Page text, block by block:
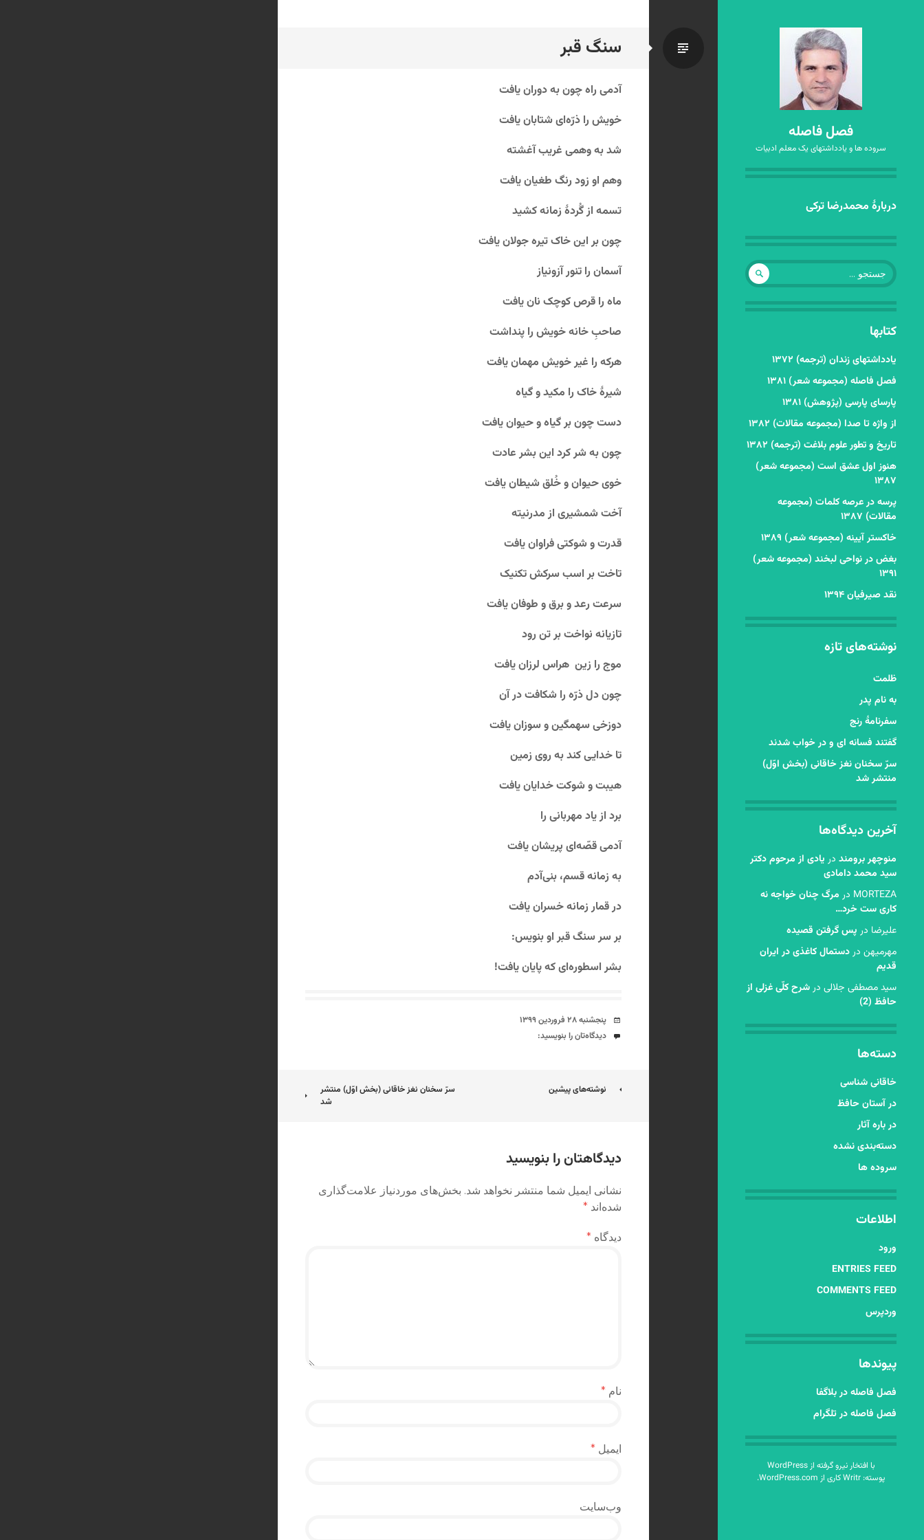
فصل فاصله
سروده ها و یادداشتهای یک معلم ادبیات
رفتن
نوشته‌ها
دربارهٔ محمدرضا ترکی
جستجو
برای:
کتابها
یادداشتهای زندان (ترجمه) ۱۳۷۲
فصل فاصله (مجموعه شعر) ۱۳۸۱
پارسای پارسی (پژوهش) ۱۳۸۱
از واژه تا صدا (مجموعه مقالات) ۱۳۸۲
تاریخ و تطور علوم بلاغت (ترجمه) ۱۳۸۲
هنوز اول عشق است (مجموعه شعر)
۱۳۸۷
پرسه در عرصه کلمات (مجموعه
مقالات) ۱۳۸۷
خاکستر آیینه (مجموعه شعر) ۱۳۸۹
بغض در نواحی لبخند (مجموعه شعر)
۱۳۹۱
نقد صیرفیان ۱۳۹۴
نوشته‌های تازه
ظلمت
به نام پدر
سفرنامۀ رنج
گفتند فسانه ای و در خواب شدند
سرّ سخنان نغز خاقانی (بخش اوّل)
منتشر شد
آخرین دیدگاه‌ها
منوچهر برومند در یادی از مرحوم دکتر
سید محمد دامادی
MORTEZA در مرگ چنان خواجه نه
کاری ست خرد…
عليرضا در پس گرفتن قصیده
مهرمیهن دردستمال کاغذی در ایران
قدیم
سید مصطفی جلالی درشرح کلّی غزلی از
حافظ (2)
دسته‌ها
خاقانی شناسی
در آستان حافظ
در باره آثار
دسته‌بندی نشده
سروده ها
اطلاعات
ورود
ENTRIES FEED
COMMENTS FEED
وردپرس
پیوندها
فصل فاصله در بلاگفا
فصل فاصله در تلگرام
با افتخار نیرو گرفته از WordPress
پوسته: Writr کاری از
WordPress.com
.
سنگ قبراستاندارد
آدمی راه چون به دوران یافت
خویش را ذرّه‌ای شتابان یافت
شد به وهمی غریب آغشته
وهم او زود رنگ طغیان یافت
تسمه از گُردۀ زمانه کشید
چون بر این خاک تیره جولان یافت
آسمان را تنور آزونیاز
ماه را قرص کوچک نان یافت
صاحبِ خانه خویش را پنداشت
هرکه را غیر خویش مهمان یافت
شیرۀ خاک را مکید و گیاه
دست چون بر گیاه و حیوان یافت
چون‌ به شر کرد این بشر عادت
خوی حیوان و خُلق شیطان یافت
آخت شمشیری از مدرنیته
قدرت و شوکتی فراوان یافت
تاخت بر اسب سرکش تکنیک
سرعت رعد و برق و طوفان یافت
تازیانه نواخت بر تن رود
موج را زین هراس لرزان یافت
چون دل ذرّه را شکافت در آن
دوزخی سهمگین و سوزان یافت
تا خدایی کند به روی زمین
هیبت و شوکت خدایان یافت
برد از یاد مهربانی را
آدمی قصّه‌ای پریشان یافت
به زمانه قسم، بنی‌آدم
در قمار زمانه خسران یافت
بر سر سنگ قبر او بنویس:
بشر اسطوره‌ای که پایان یافت!
تاریخ
پنجشنبه ۲۸ فروردین ۱۳۹۹
دیدگاه‌ها
دیدگاه‌تان را بنویسید:
ناوبری
نوشته‌های پیشین
سرّ سخنان نغز خاقانی (بخش اوّل) منتشر
شد
دیدگاهتان را بنویسید
نشانی ایمیل شما منتشر نخواهد شد. بخش‌های موردنیاز علامت‌گذاری
شده‌اند *
دیدگاه *
نام *
ایمیل *
وب‌سایت